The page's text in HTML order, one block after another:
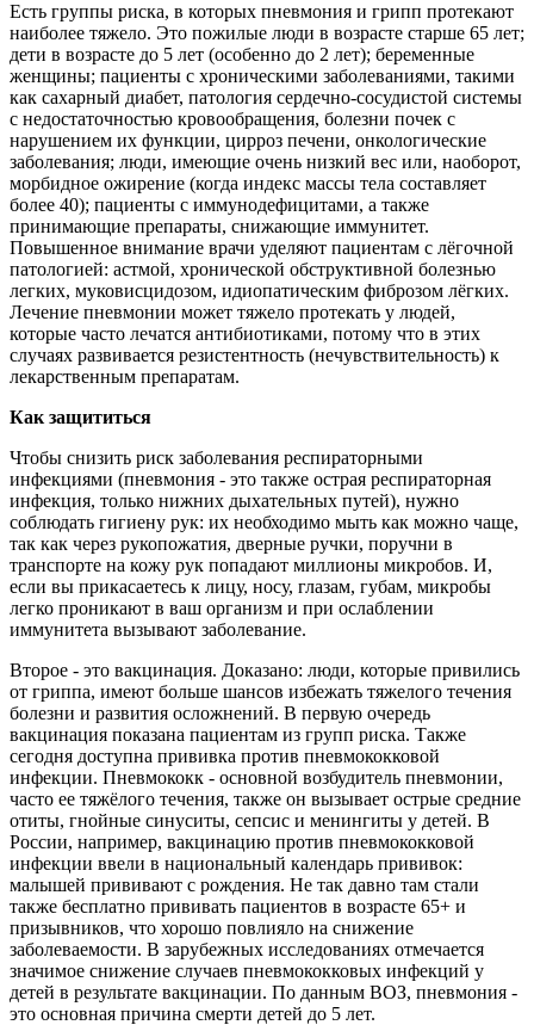
Есть группы риска, в которых пневмония и грипп протекают
наиболее тяжело. Это пожилые люди в возрасте старше 65 лет;
дети в возрасте до 5 лет (особенно до 2 лет); беременные
женщины; пациенты с хроническими заболеваниями, такими
как сахарный диабет, патология сердечно-сосудистой системы
с недостаточностью кровообращения, болезни почек с
нарушением их функции, цирроз печени, онкологические
заболевания; люди, имеющие очень низкий вес или, наоборот,
морбидное ожирение (когда индекс массы тела составляет
более 40); пациенты с иммунодефицитами, а также
принимающие препараты, снижающие иммунитет.
Повышенное внимание врачи уделяют пациентам с лёгочной
патологией: астмой, хронической обструктивной болезнью
легких, муковисцидозом, идиопатическим фиброзом лёгких.
Лечение пневмонии может тяжело протекать у людей,
которые часто лечатся антибиотиками, потому что в этих
случаях развивается резистентность (нечувствительность) к
лекарственным препаратам.
Как защититься
Чтобы снизить риск заболевания респираторными
инфекциями (пневмония - это также острая респираторная
инфекция, только нижних дыхательных путей), нужно
соблюдать гигиену рук: их необходимо мыть как можно чаще,
так как через рукопожатия, дверные ручки, поручни в
транспорте на кожу рук попадают миллионы микробов. И,
если вы прикасаетесь к лицу, носу, глазам, губам, микробы
легко проникают в ваш организм и при ослаблении
иммунитета вызывают заболевание.
Второе - это вакцинация. Доказано: люди, которые привились
от гриппа, имеют больше шансов избежать тяжелого течения
болезни и развития осложнений. В первую очередь
вакцинация показана пациентам из групп риска. Также
сегодня доступна прививка против пневмококковой
инфекции. Пневмококк - основной возбудитель пневмонии,
часто ее тяжёлого течения, также он вызывает острые средние
отиты, гнойные синуситы, сепсис и менингиты у детей. В
России, например, вакцинацию против пневмококковой
инфекции ввели в национальный календарь прививок:
малышей прививают с рождения. Не так давно там стали
также бесплатно прививать пациентов в возрасте 65+ и
призывников, что хорошо повлияло на снижение
заболеваемости. В зарубежных исследованиях отмечается
значимое снижение случаев пневмококковых инфекций у
детей в результате вакцинации. По данным ВОЗ, пневмония -
это основная причина смерти детей до 5 лет.